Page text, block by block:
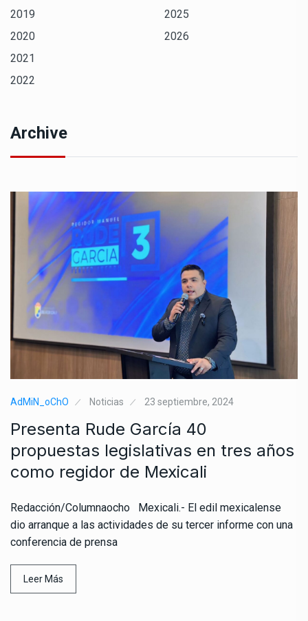
2019
2020
2021
2022
2025
2026
Archive
AdMiN_oChO Noticias 23 septiembre, 2024
Presenta Rude García 40
propuestas legislativas en tres años
como regidor de Mexicali
Redacción/Columnaocho Mexicali.- El edil mexicalense
dio arranque a las actividades de su tercer informe con una
conferencia de prensa
Leer Más